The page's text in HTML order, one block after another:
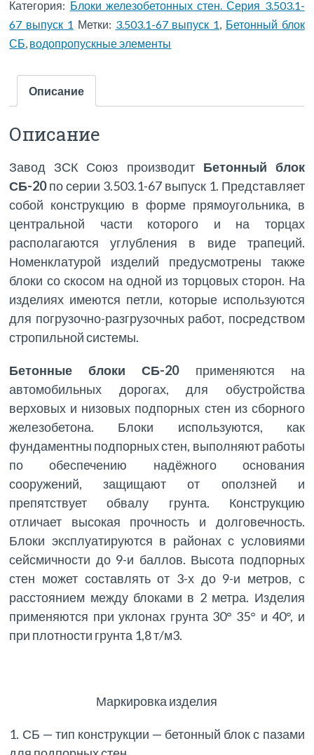
Категория: Блоки железобетонных стен. Серия 3.503.1-
67 выпуск 1 Метки: 3.503.1-67 выпуск 1
Бетонный блок
СБ водопропускные элементы
Описание
Описание
Завод ЗСК Союз производит Бетонный блок
СБ-20по серии 3.503.1-67 выпуск 1. Представляет
собой конструкцию в форме прямоугольника, в
центральной части которого и на торцах
располагаются углубления в виде трапеций.
Номенклатурой изделий предусмотрены также
блоки со скосом на одной из торцовых сторон. На
изделиях имеются петли, которые используются
для погрузочно-разгрузочных работ, посредством
стропильной системы.
Бетонные блоки СБ-20 применяются на
автомобильных дорогах, для обустройства
верховых и низовых подпорных стен из сборного
железобетона. Блоки используются, как
фундаментны подпорных стен, выполняют работы
по обеспечению надёжного основания
сооружений, защищают от оползней и
препятствует обвалу грунта. Конструкцию
отличает высокая прочность и долговечность.
Блоки эксплуатируются в районах с условиями
сейсмичности до 9-и баллов. Высота подпорных
стен может составлять от 3-х до 9-и метров, с
расстоянием между блоками в 2 метра. Изделия
применяются при уклонах грунта 30° 35° и 40°, и
при плотности грунта 1,8 т/м3.
Маркировка изделия
1. СБ — тип конструкции — бетонный блок с пазами